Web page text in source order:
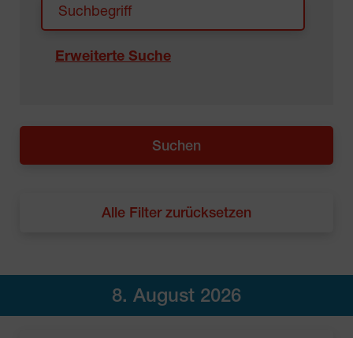
Erweiterte Suche
Alle Filter zurücksetzen
8. August 2026